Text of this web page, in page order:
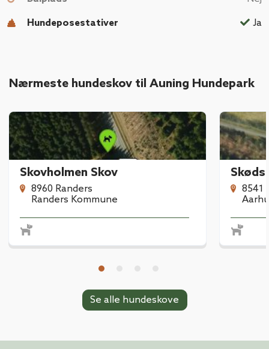
Hundeposestativer Ja
Nærmeste hundeskov til Auning Hundepark
Skovholmen Skov
8960 Randers
Randers Kommune
8541
Se alle hundeskove